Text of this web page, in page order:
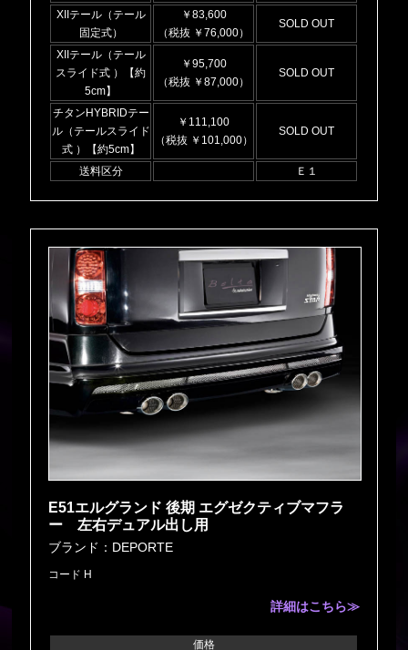
XIIテール（テール
固定式）
￥83,600
（税抜 ￥76,000）
SOLD OUT
XIIテール（テール
スライド式 ）【約
5cm】
￥95,700
（税抜 ￥87,000）
SOLD OUT
チタンHYBRIDテー
ル（テールスライド
式 ）【約5cm】
￥111,100
（税抜 ￥101,000）
SOLD OUT
送料区分 Ｅ１
E51エルグランド 後期 エグゼクティブマフラ
ー 左右デュアル出し用
ブランド：DEPORTE
コード H
詳細はこちら≫
価格